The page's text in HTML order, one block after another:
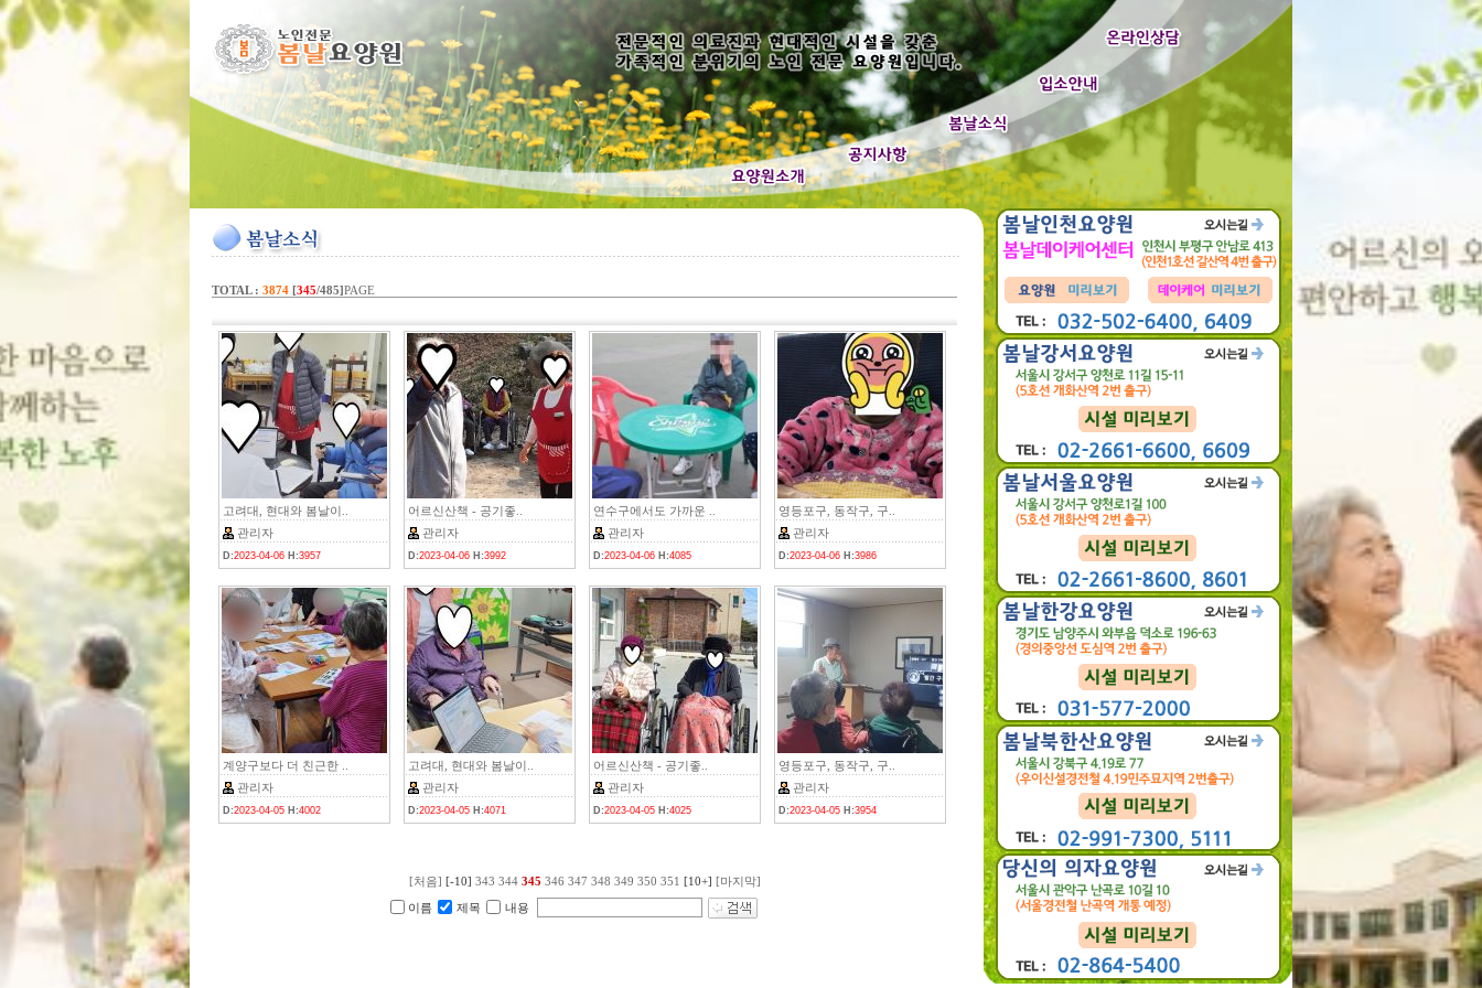
TOTAL : 3874 [345/485]PAGE
고려대, 현대와 봄날이..
관리자
D:2023-04-06 H:3957
어르신산책 - 공기좋..
관리자
D:2023-04-06 H:3992
연수구에서도 가까운 ..
관리자
D:2023-04-06 H:4085
영등포구, 동작구, 구..
관리자
D:2023-04-06 H:3986
계양구보다 더 친근한 ..
관리자
D:2023-04-05 H:4002
고려대, 현대와 봄날이..
관리자
D:2023-04-05 H:4071
어르신산책 - 공기좋..
관리자
D:2023-04-05 H:4025
영등포구, 동작구, 구..
관리자
D:2023-04-05 H:3954
[처음] [-10] 343 344 345 346 347 348 349 350 351 [10+] [마지막]
이름
제목 내용